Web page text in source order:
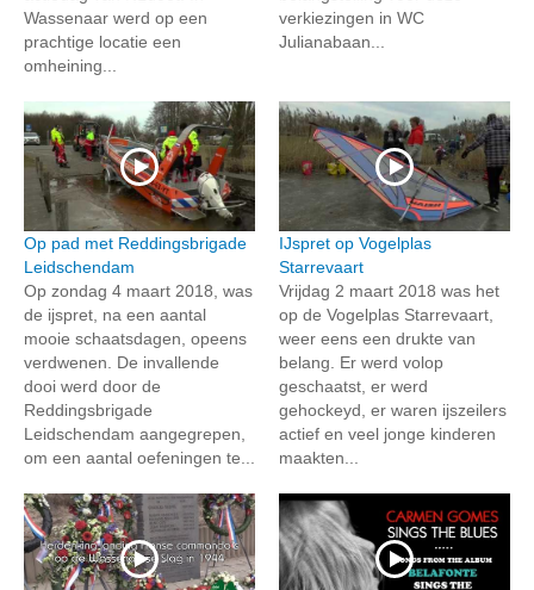
Wassenaar werd op een
prachtige locatie een
omheining...
verkiezingen in WC
Julianabaan...
Op pad met Reddingsbrigade
Leidschendam
Op zondag 4 maart 2018, was
de ijspret, na een aantal
mooie schaatsdagen, opeens
verdwenen. De invallende
dooi werd door de
Reddingsbrigade
Leidschendam aangegrepen,
om een aantal oefeningen te...
IJspret op Vogelplas
Starrevaart
Vrijdag 2 maart 2018 was het
op de Vogelplas Starrevaart,
weer eens een drukte van
belang. Er werd volop
geschaatst, er werd
gehockeyd, er waren ijszeilers
actief en veel jonge kinderen
maakten...